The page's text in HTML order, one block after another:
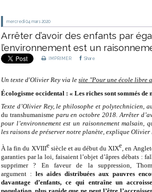
mercredi 04 mars 2020
Arrêter d’avoir des enfants par
l’environnement est un
IMPRIMER Share
Un texte d'Olivier Rey via le site "Pour une école libre
Écologisme occidental : « Les riches sont sommés de
Texte d’Olivier Rey,le philosophe et polytechnicien,
du transhumanismeparu en octobre 2018. Arrêter
pour l’environnement est un raisonnement malsain,
les raisons de préserver notre planète, explique Olivier
À la fin du XVIIIesiècle et au début du XIXe, en
garanties par la loi, faisaient l’objet d’âpres débats :
supprimer ? En faveur de la suppression,
argument : les aides distribuées aux pauvres
davantage d’enfants, ce qui entraîne un